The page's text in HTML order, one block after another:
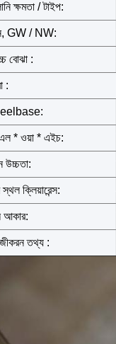
ক্ষমতা / টাইপ:
GW / NW:
বোঝা :
:
* ওয়া * এইচ:
স্থল ক্লিয়ারেন্স:
আকার:
তথ্য :